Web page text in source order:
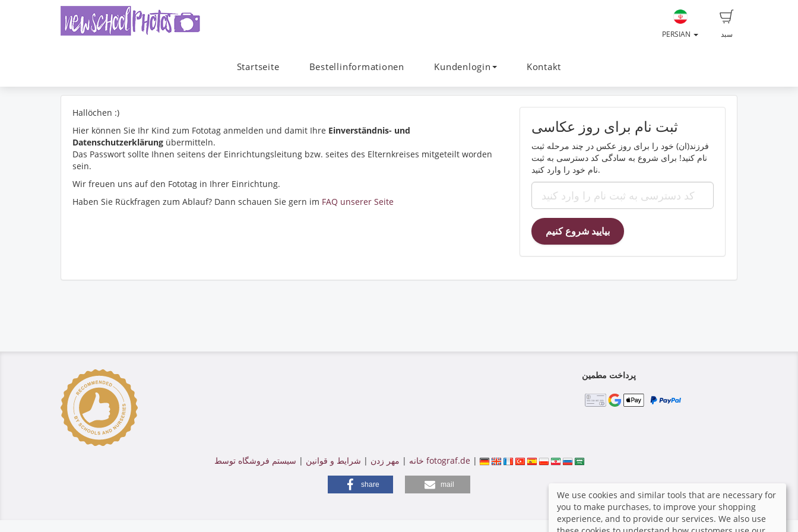
سبد PERSIAN
Startseite Bestellinformationen Kundenlogin Kontakt
ثبت نام برای روز عکاسی
فرزند(ان) خود را برای روز عکس در چند مرحله ثبت
نام کنید! برای شروع به سادگی کد دسترسی به ثبت
نام خود را وارد کنید.
Hallöchen :)
Hier können Sie Ihr Kind zum Fototag anmelden und damit Ihre Einverständnis- und
Datenschutzerklärung übermitteln.
Das Passwort sollte Ihnen seitens der Einrichtungsleitung bzw. seites des Elternkreises mitgeteilt worden
sein.
Wir freuen uns auf den Fototag in Ihrer Einrichtung.
Haben Sie Rückfragen zum Ablauf? Dann schauen Sie gern im FAQ unserer Seite
پرداخت مطمین
خانه | مهر زدن | شرایط و قوانین | سیستم فروشگاه توسط fotograf.de |
share mail
We use cookies and similar tools that are necessary for
you to make purchases, to improve your shopping
experience, and to provide our services. We also use